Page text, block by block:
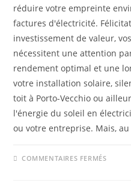
réduire votre empreinte
factures d'électricité.
investissement de valeur,
nécessitent une attention
rendement optimal et une
votre installation solaire,
toit à Porto-Vecchio ou
l'énergie du soleil en
ou votre entreprise. Mais,
COMMENTAIRES FERMÉS